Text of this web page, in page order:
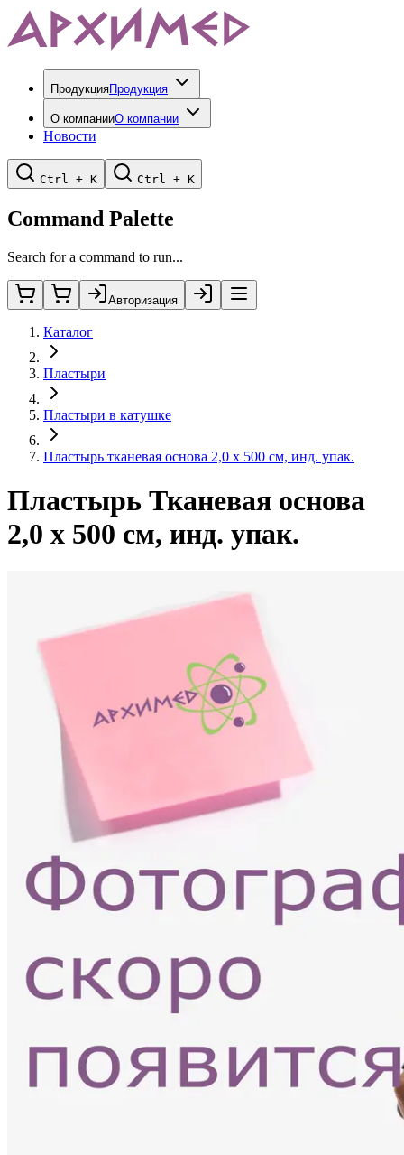
ПродукцияПродукция
О компанииО компании
Новости
Ctrl + K Ctrl + K
Command Palette
Search for a command to run...
Авторизация
Каталог
Пластыри
Пластыри в катушке
Пластырь тканевая основа 2,0 х 500 см, инд. упак.
Пластырь Тканевая основа
2,0 х 500 см, инд. упак.